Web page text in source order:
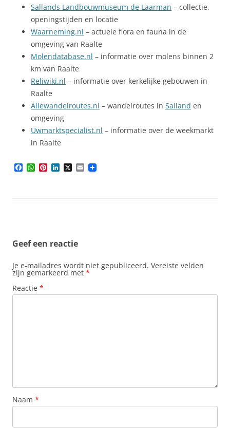
Sallands Landbouwmuseum de Laarman – collectie,
openingstijden en locatie
Waarneming.nl – actuele flora en fauna in de
omgeving van Raalte
Molendatabase.nl – informatie over molens binnen 2
km van Raalte
Reliwiki.nl – informatie over kerkelijke gebouwen in
Raalte
Allewandelroutes.nl – wandelroutes in Salland en
omgeving
Uwmarktspecialist.nl – informatie over de weekmarkt
in Raalte
W P X E
m
Geef een reactie
Je e-mailadres wordt niet gepubliceerd. Vereiste velden
zijn gemarkeerd met *
Reactie *
Naam *